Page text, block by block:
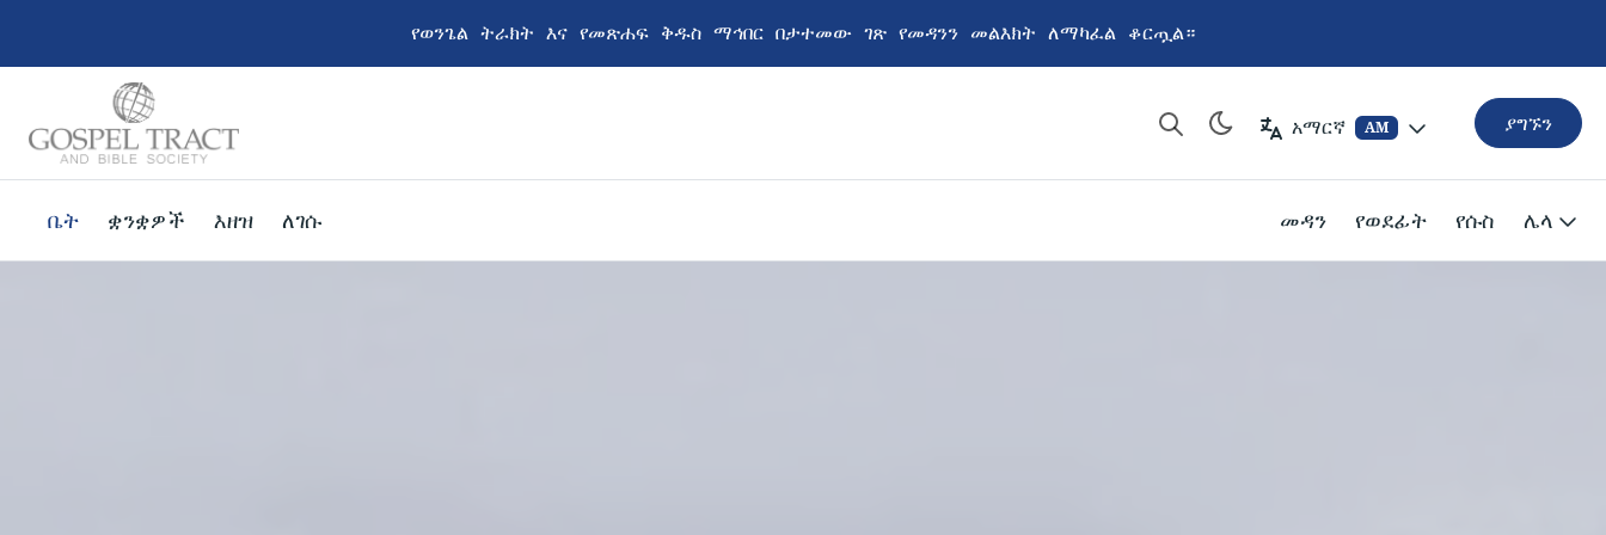
የወንጌል ትራክት እና የመጽሐፍ ቅዱስ ማኅበር በታተመው ገጽ የመዳንን መልእክት ለማካፈል ቆርጧል።
አማርኛ AM ያግኙን
ቤት ቋንቋዎች እዘዝ ለገሱ መዳን የወደፊት የሱስ ሌላ